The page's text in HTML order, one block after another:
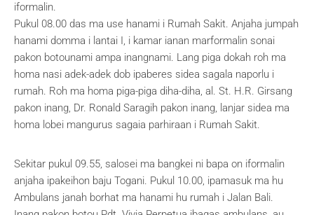
iformalin.
Pukul 08.00 das ma use hanami i Rumah Sakit. Anjaha jumpah
hanami domma i lantai I, i kamar ianan marformalin sonai
pakon botounami ampa inangnami. Lang piga dokah roh ma
homa nasi adek-adek dob ipaberes sidea sagala naporlu i
rumah. Roh ma homa piga-piga diha-diha, al. St. H.R. Girsang
pakon inang, Dr. Ronald Saragih pakon inang, lanjar sidea ma
homa lobei mangurus sagaia parhiraan i Rumah Sakit.
Sekitar pukul 09.55, salosei ma bangkei ni bapa on iformalin
anjaha ipakeihon baju Togani. Pukul 10.00, ipamasuk ma hu
Ambulans janah borhat ma hanami hu rumah i Jalan Bali.